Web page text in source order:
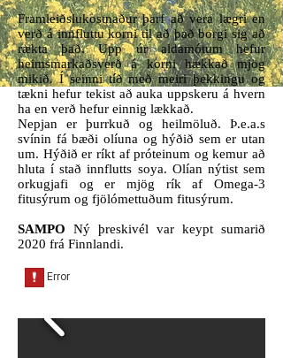
Framleiðslukostnaður þarf að vera lægri en
verð á innfluttu korni til að það borgi sig að
rækta það. Upp úr aldamótum hefur
heimsmarkaðsverð á korni hækkað mjög
mikið. Í seinni tíð með meiri þekkingu og
tækni hefur tekist að auka uppskeru á hvern
ha en verð hefur einnig lækkað.
Nepjan er þurrkuð og heilmöluð. Þ.e.a.s
svínin fá bæði olíuna og hýðið sem er utan
um. Hýðið er ríkt af próteinum og kemur að
hluta í stað innflutts soya. Olían nýtist sem
orkugjafi og er mjög rík af Omega-3
fitusýrum og fjölómettuðum fitusýrum.
SAMPO Ný þreskivél var keypt sumarið
2020 frá Finnlandi.